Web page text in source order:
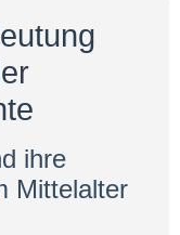
ihre
Mittelalter